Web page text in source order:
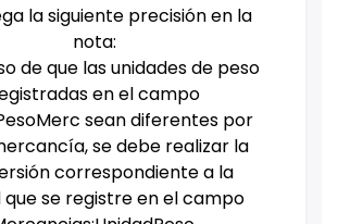
la siguiente precisión en la
nota:
de que las unidades de peso
en el campo
sean diferentes por
se debe realizar la
correspondiente a la
que se registre en el campo